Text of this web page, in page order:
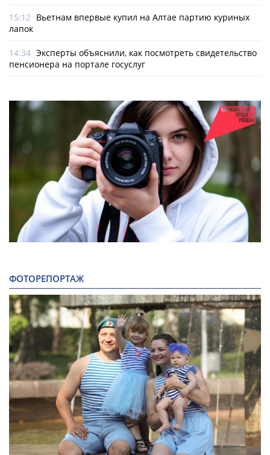
15:12 Вьетнам впервые купил на Алтае партию куриных
лапок
14:34 Эксперты объяснили, как посмотреть свидетельство
пенсионера на портале госуслуг
ФОТОРЕПОРТАЖ